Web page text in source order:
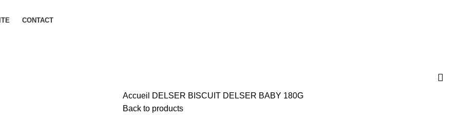
CONTACT
Accueil DELSER BISCUIT DELSER BABY 180G
Back to products